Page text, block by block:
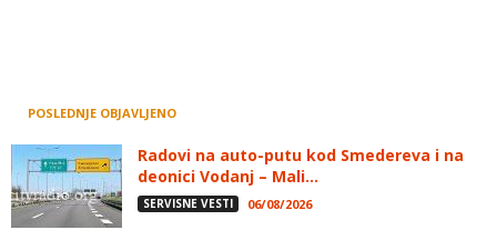
POSLEDNJE OBJAVLJENO
Radovi na auto-putu kod Smedereva i na
deonici Vodanj – Mali...
SERVISNE VESTI 06/08/2026